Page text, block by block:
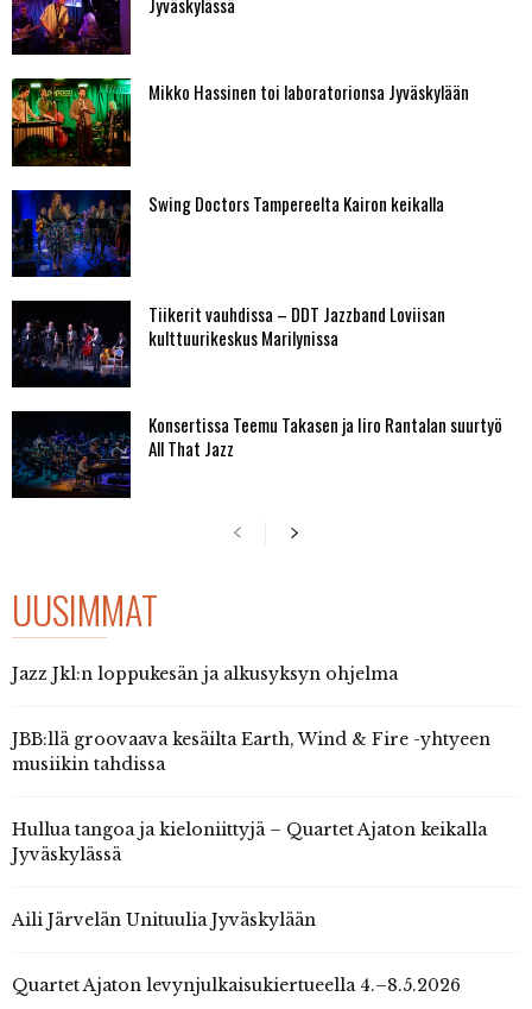
Mikko Hassinen toi laboratorionsa Jyväskylään
Swing Doctors Tampereelta Kairon keikalla
Tiikerit vauhdissa – DDT Jazzband Loviisan
kulttuurikeskus Marilynissa
Konsertissa Teemu Takasen ja Iiro Rantalan suurtyö
All That Jazz
UUSIMMAT
Jazz Jkl:n loppukesän ja alkusyksyn ohjelma
JBB:llä groovaava kesäilta Earth, Wind & Fire -yhtyeen
musiikin tahdissa
Hullua tangoa ja kieloniittyjä – Quartet Ajaton keikalla
Jyväskylässä
Aili Järvelän Unituulia Jyväskylään
Quartet Ajaton levynjulkaisukiertueella 4.–8.5.2026